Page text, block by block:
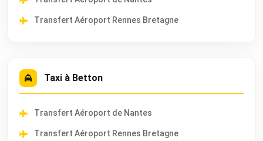
Transfert Aéroport Rennes Bretagne
Taxi à Betton
Transfert Aéroport de Nantes
Transfert Aéroport Rennes Bretagne